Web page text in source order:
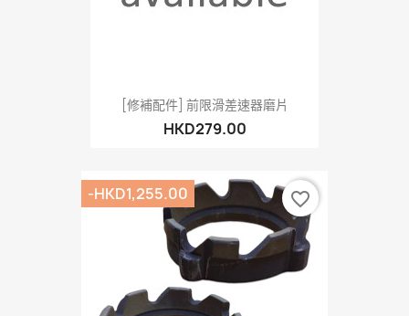
[修補配件] 前限滑差速器磨片
HKD279.00
-HKD1,255.00 favorite_border